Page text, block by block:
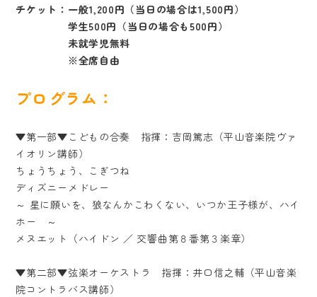
チケット：一般1,200円（当日の場合は1,500円）
学生500円（当日の場合も 500円）
未就学児無料
※全席自由
プログラム：
▼第一部▼こどもの合奏 指揮：吉岡篤志（平山音楽院ヴァ
イオリン講師）
ちょうちょう、こぎつね
ディズニーメドレー
～ 星に願いを、狼なんかこわくない、いつか王子様が、ハイ
ホー ～
メヌエット（ハイドン ／ 交響曲第８番第３楽章）
▼第二部▼弦楽オーケストラ 指揮：井口信之輔（平山音楽
院コントラバス講師）